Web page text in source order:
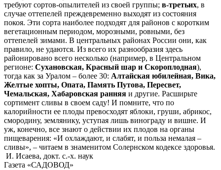
требуют сортов-опылителей из своей группы; в-третьих, в
случае оттепелей преждевременно выходят из состояния
покоя. Эти сорта наиболее подходят для районов с коротким
вегетационным периодом, морозными, ровными, без
оттепелей зимами. В центральных районах России они, как
правило, не удаются. Из всего их разнообразия здесь
районировано всего несколько (например, в Центральном
регионе: Сухановская, Красный шар и Скороплодная),
тогда как за Уралом – более 30: Алтайская юбилейная, Вика,
Желтые хопты, Опата, Память Путова, Пересвет,
Чемальская, Хабаровская ранняя и другие. Расширьте
сортимент сливы в своем саду! И помните, что по
калорийности ее плоды превосходят яблоки, груши, абрикос,
смородину, землянику, уступая лишь винограду и вишне. И
уж, конечно, все знают о действии их плодов на органы
пищеварения: «И охлаждают, и слабят, и польза немалая –
сливы», – читаем в знаменитом Солернском кодексе здоровья.
И. Исаева, докт. с.-х. наук
Газета «САДОВОД»